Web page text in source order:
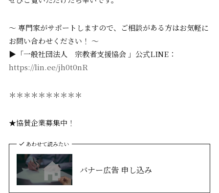
〜 専門家がサポートしますので、ご相談がある方はお気軽に
お問い合わせください！ 〜
▶「一般社団法人 宗教者支援協会 」公式LINE：
https://lin.ee/jh0t0nR
＊＊＊＊＊＊＊＊＊＊
★協賛企業募集中！
あわせて読みたい
バナー広告 申し込み